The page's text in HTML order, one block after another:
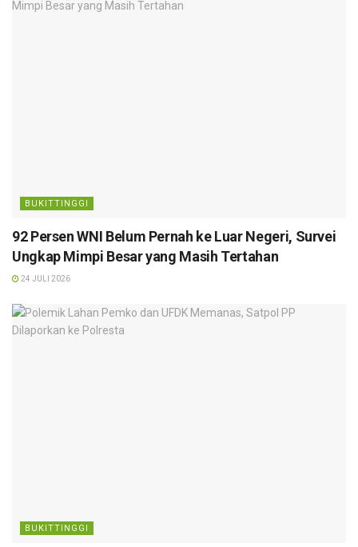
BUKITTINGGI
92 Persen WNI Belum Pernah ke Luar Negeri, Survei
Ungkap Mimpi Besar yang Masih Tertahan
24 JULI 2026
BUKITTINGGI